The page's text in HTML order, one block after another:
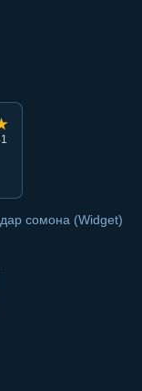
сомона (Widget)